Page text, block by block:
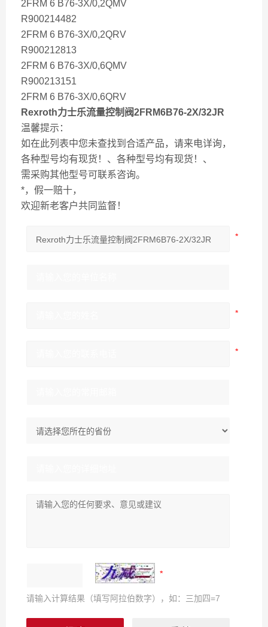
2FRM 6 B76-3X/0,2QMV
R900214482
2FRM 6 B76-3X/0,2QRV
R900212813
2FRM 6 B76-3X/0,6QMV
R900213151
2FRM 6 B76-3X/0,6QRV
Rexroth力士乐流量控制阀2FRM6B76-2X/32JR
温馨提示：
如在此列表中您未查找到合适产品，请来电详询，
各种型号均有现货！、各种型号均有现货！、
需采购其他型号可联系咨询。
*，假一赔十，
欢迎新老客户共同监督！
请输入计算结果（填写阿拉伯数字），如：三加四=7